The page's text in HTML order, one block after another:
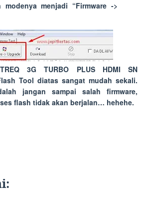
modenya menjadi “Firmware ->
3G TURBO PLUS HDMI SN
Tool diatas sangat mudah sekali.
jangan sampai salah firmware,
flash tidak akan berjalan… hehehe.